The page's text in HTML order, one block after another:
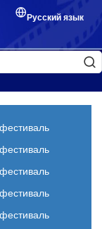
Русский язык